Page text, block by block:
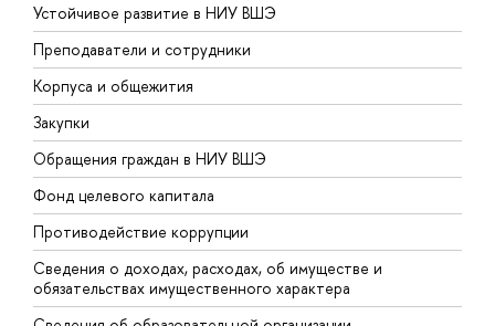
Устойчивое развитие в НИУ ВШЭ
Преподаватели и сотрудники
Корпуса и общежития
Закупки
Обращения граждан в НИУ ВШЭ
Фонд целевого капитала
Противодействие коррупции
Сведения о доходах, расходах, об имуществе и
обязательствах имущественного характера